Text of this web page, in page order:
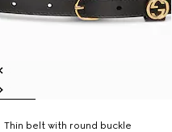
Thin belt with round buckle